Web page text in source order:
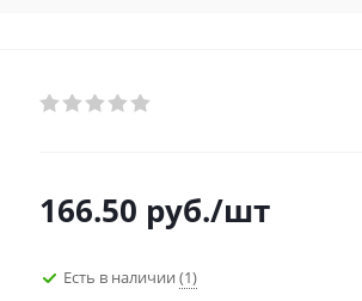
166.50 руб./шт
Есть в наличии (1)